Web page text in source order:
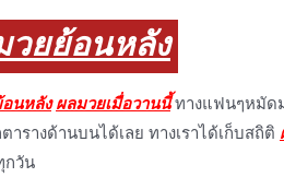
ยย้อนหลัง
นหลังผลมวยเมื่อวานนี้ทางแฟนๆหมัด
ารางด้านบนได้เลย ทางเราได้เก็บสถิติ
วัน